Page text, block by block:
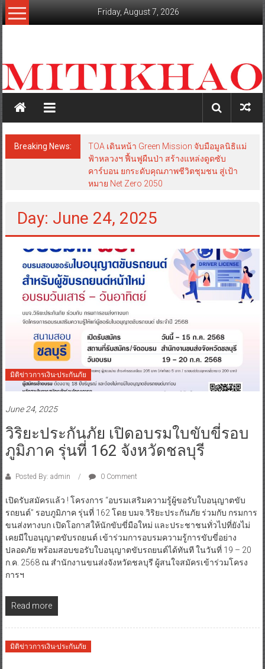
Skip
to
Friday, August 7, 2026
สะท้อน
ลึก
เหลี่ยม
มุม
เศรษฐกิจ-
การเมือง-
Breaking News:
TOA เดินหน้า Green Mission จับมือมูลนิธิแม่
ฟ้าหลวงฯ ฟื้นฟูผืนป่า สร้างแหล่งดูดซับ
คาร์บอน ยกระดับคุณภาพชีวิตชุมชน สู่เป้า
หมาย Net Zero 2050
Day: June 24, 2025
มิติข่าวการเงิน-ประกันภัย
June 24, 2025
วิริยะประกันภัย เปิดอบรมใบขับขี่รอบ
ภูมิภาค รุ่นที่ 162 จังหวัดชลบุรี
Posted By: admin 0 Comment
เปิดรับสมัครแล้ว ! โครงการ “อบรมเสริมความรู้ผู้ขอรับใบอนุญาตขับ
รถยนต์” รอบภูมิภาค รุ่นที่ 162 โดย บมจ.วิริยะประกันภัย ร่วมกับ กรมการ
ขนส่งทางบก เปิดโอกาสให้นักขับขี่มือใหม่ และประชาชนทั่วไปที่ยังไม่
เคยมีใบอนุญาตขับรถยนต์ เข้าร่วมการอบรมความรู้การขับขี่อย่าง
ปลอดภัย พร้อมสอบขอรับใบอนุญาตขับรถยนต์ได้ทันที ในวันที่ 19 – 20
ก.ค. 2568 ณ สำนักงานขนส่งจังหวัดชลบุรี ผู้สนใจสมัครเข้าร่วมโครง
การฯ
Read more
มิติข่าวการเงิน-ประกันภัย